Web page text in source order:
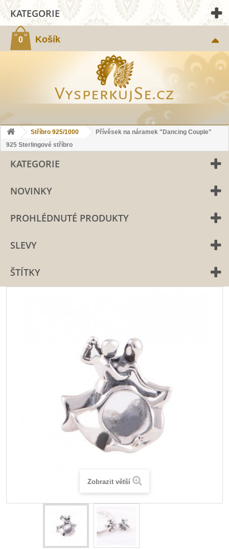
0 Košík
KATEGORIE
Stříbro 925/1000
Přívěsek na náramek "Dancing Couple"
925 Sterlingové stříbro
KATEGORIE
NOVINKY
PROHLÉDNUTÉ PRODUKTY
SLEVY
ŠTÍTKY
Zobrazit větší